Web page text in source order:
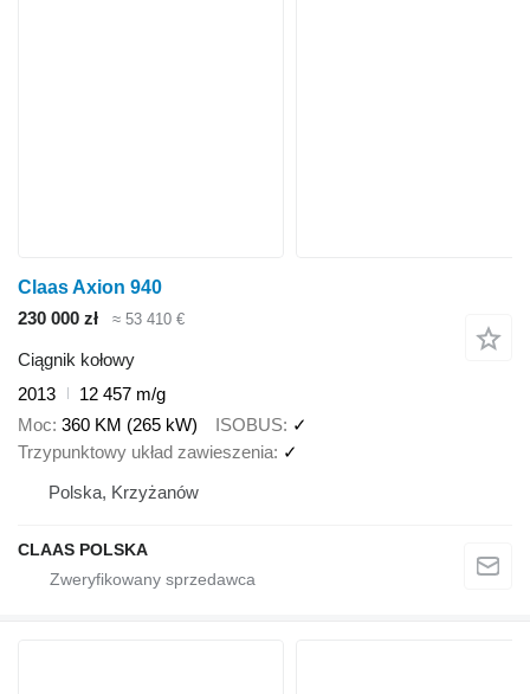
Claas Axion 940
230 000 zł
≈ 53 410 €
Ciągnik kołowy
2013
12 457 m/g
Moc 360 KM (265 kW) ISOBUS ✓
Trzypunktowy układ zawieszenia ✓
Polska, Krzyżanów
CLAAS POLSKA